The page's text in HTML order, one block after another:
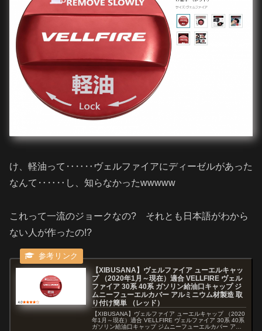
け、軽油って‥‥‥ヴェルファイアにディーゼルがあった
なんて‥‥‥し、知らなかったwwwww
これって一流のジョークなの? それとも日本語がわから
ない人が作ったの!?
【XIBUSANA】ヴェルファイア ューエルキャッ
プ （2020年1月～現在）適合 VELLFIRE ヴェル
ファイア 30系 40系 ガソリン給油口キャップ ジ
ムニーフューエルカバー アルミニウム材製造 取
り付け簡単 （レッド）
【XIBUSANA】ヴェルファイア ューエルキャップ （2020
年1月～現在）適合 VELLFIRE ヴェルファイア 30系 40系
ガソリン給油口キャップ ジムニーフューエルカバー アル